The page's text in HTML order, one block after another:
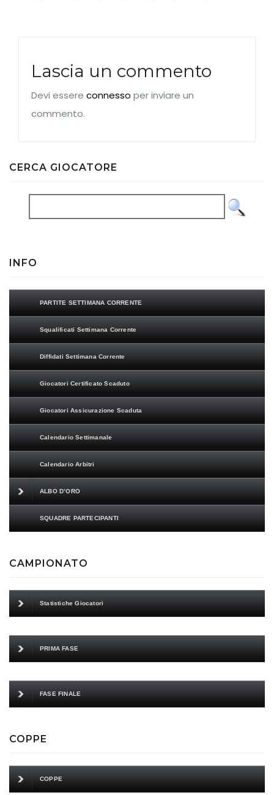
Lascia un commento
Devi essere connesso per inviare un
commento.
CERCA GIOCATORE
INFO
PARTITE SETTIMANA CORRENTE
Squalificati Settimana Corrente
Diffidati Settimana Corrente
Giocatori Certificato Scaduto
Giocatori Assicurazione Scaduta
Calendario Settimanale
Calendario Arbitri
ALBO D’ORO
SQUADRE PARTECIPANTI
CAMPIONATO
Statistiche Giocatori
PRIMA FASE
FASE FINALE
COPPE
COPPE